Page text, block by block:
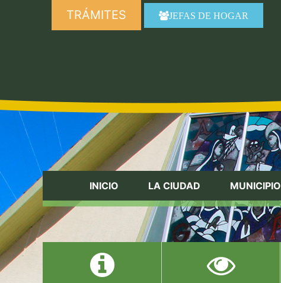
TRÁMITES JEFAS DE HOGAR
INICIO LA CIUDAD MUNICIPIO